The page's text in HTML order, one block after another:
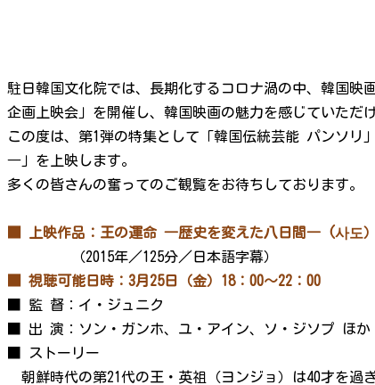
駐日韓国文化院では、長期化するコロナ渦の中、韓国映
企画上映会」を開催し、韓国映画の魅力を感じていただ
この度は、第1弾の特集として「韓国伝統芸能 パンソ
―」を上映します。
多くの皆さんの奮ってのご観覧をお待ちしております。
■ 上映作品：王の運命 ―歴史を変えた八日間― (사도）
（2015年／125分／日本語字幕）
■ 視聴可能日時：3月25日（金）18：00～22：00
■ 監 督：イ・ジュニク
■ 出 演：ソン・ガンホ、ユ・アイン、ソ・ジソプ ほか
■ ストーリー
朝鮮時代の第21代の王・英祖（ヨンジョ）は40才を